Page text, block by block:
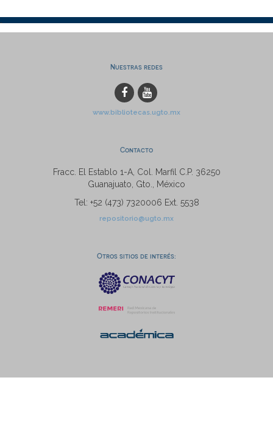
Nuestras redes
www.bibliotecas.ugto.mx
Contacto
Fracc. El Establo 1-A, Col. Marfil C.P. 36250
Guanajuato, Gto., México
Tel: +52 (473) 7320006 Ext. 5538
repositorio@ugto.mx
Otros sitios de interés: